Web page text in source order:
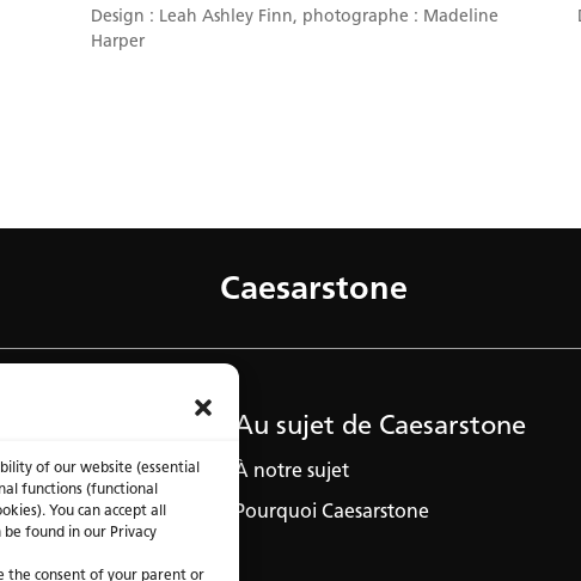
of our website (essential
functions (functional
You can accept all
found in our Privacy
the consent of your parent or
Design : Leah Ashley Finn, photographe : Madeline
Harper
Caesarstone
Au sujet de Caesarstone
À notre sujet
Pourquoi Caesarstone